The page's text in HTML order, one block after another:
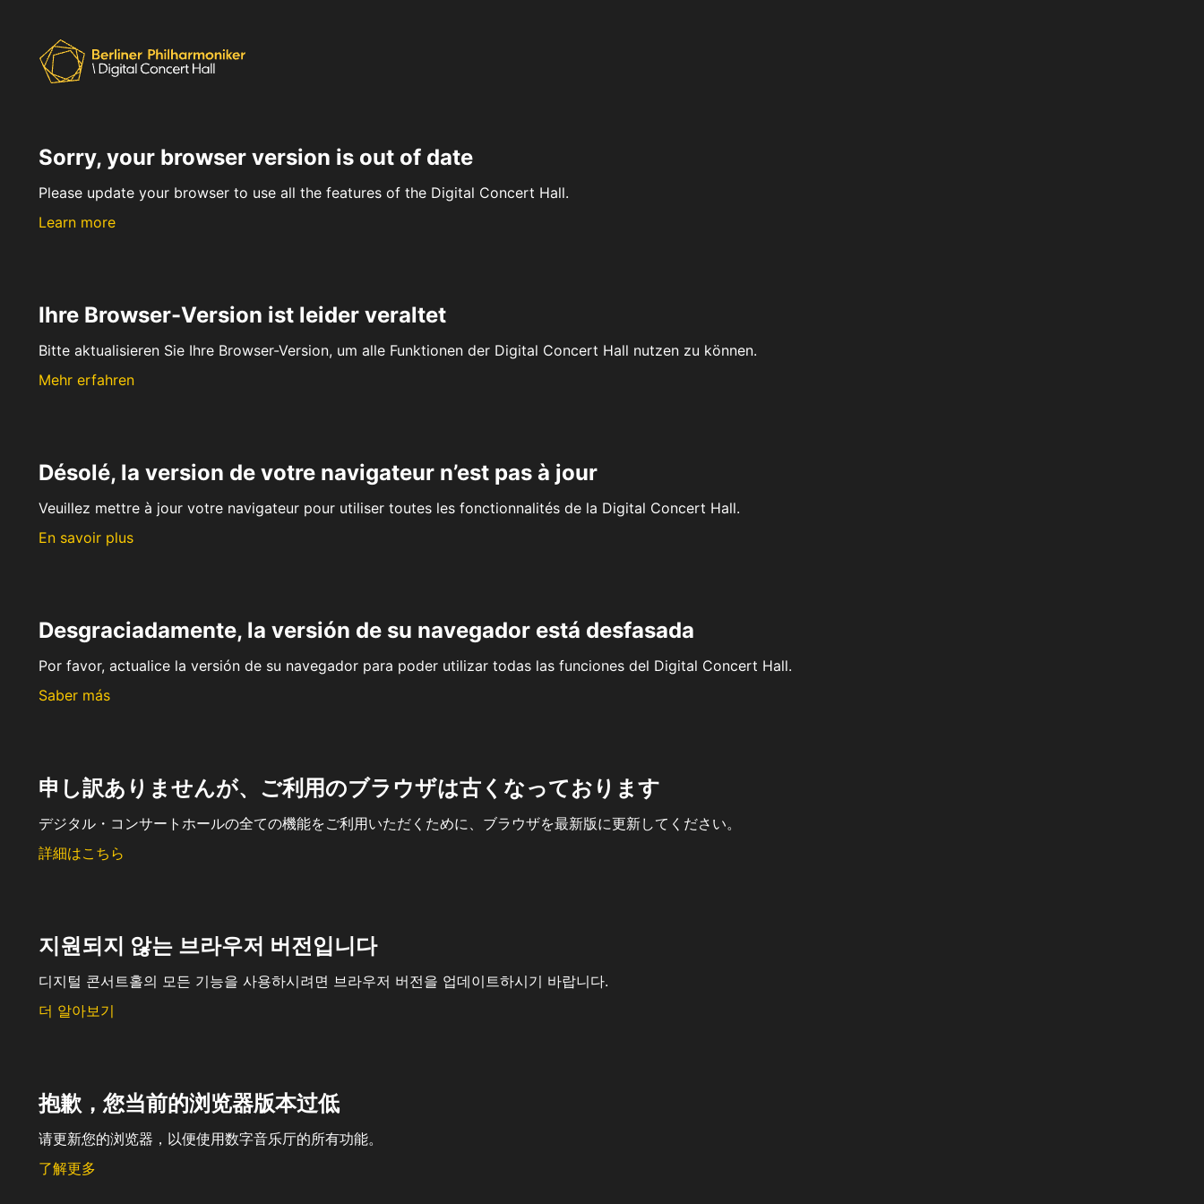
Sorry, your browser version is out of date
Please update your browser to use all the features of the Digital Concert Hall.
Learn more
Ihre Browser-Version ist leider veraltet
Bitte aktualisieren Sie Ihre Browser-Version, um alle Funktionen der Digital Concert Hall nutzen zu können.
Mehr erfahren
Désolé, la version de votre navigateur n’est pas à jour
Veuillez mettre à jour votre navigateur pour utiliser toutes les fonctionnalités de la Digital Concert Hall.
En savoir plus
Desgraciadamente, la versión de su navegador está desfasada
Por favor, actualice la versión de su navegador para poder utilizar todas las funciones del Digital Concert Hall.
Saber más
申し訳ありませんが、ご利用のブラウザは古くなっております
デジタル・コンサートホールの全ての機能をご利用いただくために、ブラウザを最新版に更新してください。
詳細はこちら
지원되지 않는 브라우저 버전입니다
디지털 콘서트홀의 모든 기능을 사용하시려면 브라우저 버전을 업데이트하시기 바랍니다.
더 알아보기
抱歉，您当前的浏览器版本过低
请更新您的浏览器，以便使用数字音乐厅的所有功能。
了解更多